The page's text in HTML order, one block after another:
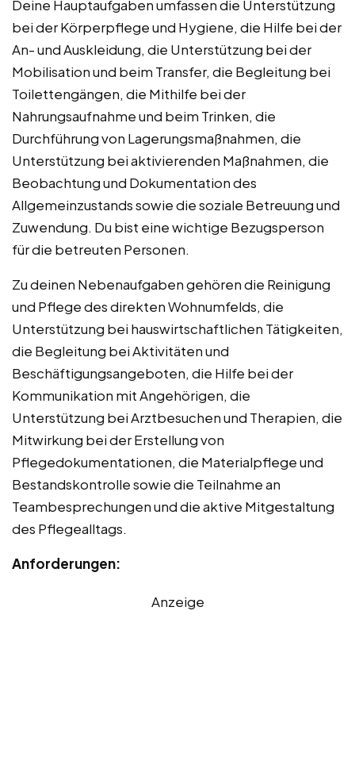
Deine Hauptaufgaben umfassen die Unterstützung
bei der Körperpflege und Hygiene, die Hilfe bei der
An- und Auskleidung, die Unterstützung bei der
Mobilisation und beim Transfer, die Begleitung bei
Toilettengängen, die Mithilfe bei der
Nahrungsaufnahme und beim Trinken, die
Durchführung von Lagerungsmaßnahmen, die
Unterstützung bei aktivierenden Maßnahmen, die
Beobachtung und Dokumentation des
Allgemeinzustands sowie die soziale Betreuung und
Zuwendung. Du bist eine wichtige Bezugsperson
für die betreuten Personen.
Zu deinen Nebenaufgaben gehören die Reinigung
und Pflege des direkten Wohnumfelds, die
Unterstützung bei hauswirtschaftlichen Tätigkeiten,
die Begleitung bei Aktivitäten und
Beschäftigungsangeboten, die Hilfe bei der
Kommunikation mit Angehörigen, die
Unterstützung bei Arztbesuchen und Therapien, die
Mitwirkung bei der Erstellung von
Pflegedokumentationen, die Materialpflege und
Bestandskontrolle sowie die Teilnahme an
Teambesprechungen und die aktive Mitgestaltung
des Pflegealltags.
Anforderungen:
Anzeige